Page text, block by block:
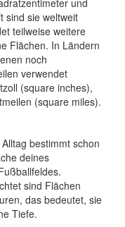
und
sind sie weltweit
teilweise weitere
Flächen. In Ländern
noch
verwendet
(square inches),
(square miles).
bestimmt schon
deines
sind Flächen
das bedeutet, sie
Tiefe.